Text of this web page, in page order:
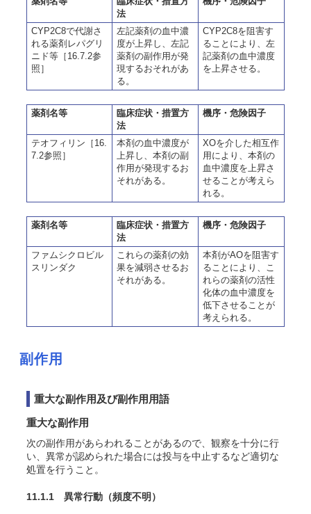
法
CYP2C8で代謝さ
れる薬剤レパグリ
ニド等［16.7.2参
照］
左記薬剤の血中濃
度が上昇し、左記
薬剤の副作用が発
現するおそれがあ
る。
CYP2C8を阻害す
ることにより、左
記薬剤の血中濃度
を上昇させる。
薬剤名等
臨床症状・措置方
法
機序・危険因子
テオフィリン［16.
7.2参照］
本剤の血中濃度が
上昇し、本剤の副
作用が発現するお
それがある。
XOを介した相互作
用により、本剤の
血中濃度を上昇さ
せることが考えら
れる。
薬剤名等
臨床症状・措置方
法
機序・危険因子
ファムシクロビル
スリンダク
これらの薬剤の効
果を減弱させるお
それがある。
本剤がAOを阻害す
ることにより、こ
れらの薬剤の活性
化体の血中濃度を
低下させることが
考えられる。
副作用
重大な副作用及び副作用用語
重大な副作用
次の副作用があらわれることがあるので、観察を十分に行
い、異常が認められた場合には投与を中止するなど適切な
処置を行うこと。
11.1.1 異常行動 （頻度不明）